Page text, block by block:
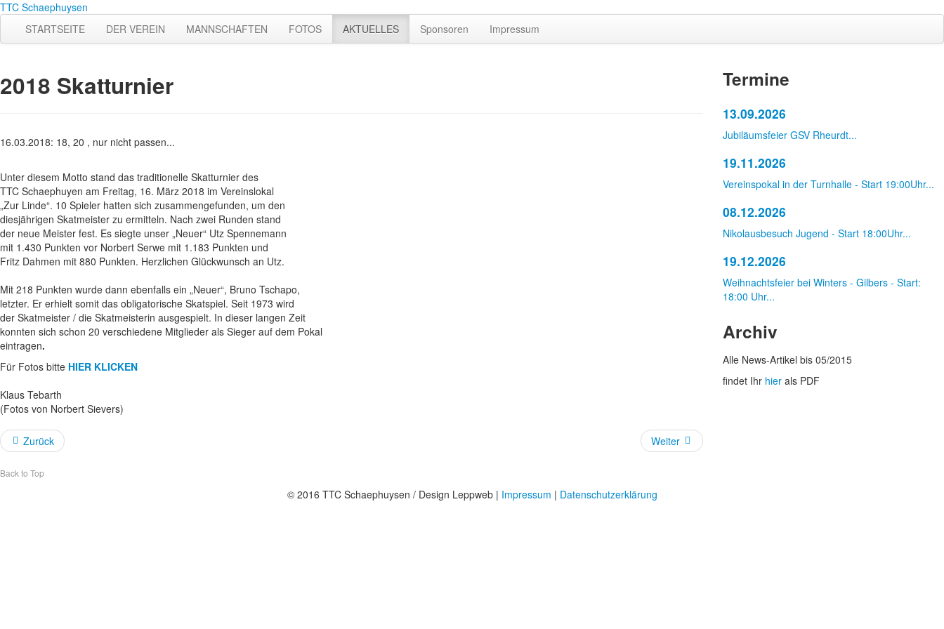
TTC Schaephuysen
STARTSEITE
DER VEREIN MANNSCHAFTEN FOTOS AKTUELLES Sponsoren Impressum
2018 Skatturnier
16.03.2018: 18, 20 , nur nicht passen...
Unter diesem Motto stand das traditionelle Skatturnier des
TTC Schaephuyen am Freitag, 16. März 2018 im Vereinslokal
„Zur Linde“. 10 Spieler hatten sich zusammengefunden, um den
diesjährigen Skatmeister zu ermitteln. Nach zwei Runden stand
der neue Meister fest. Es siegte unser „Neuer“ Utz Spennemann
mit 1.430 Punkten vor Norbert Serwe mit 1.183 Punkten und
Fritz Dahmen mit 880 Punkten. Herzlichen Glückwunsch an Utz.
Mit 218 Punkten wurde dann ebenfalls ein „Neuer“, Bruno Tschapo,
letzter. Er erhielt somit das obligatorische Skatspiel. Seit 1973 wird
der Skatmeister / die Skatmeisterin ausgespielt. In dieser langen Zeit
konnten sich schon 20 verschiedene Mitglieder als Sieger auf dem Pokal
eintragen.
Für Fotos bitte HIER KLICKEN
Klaus Tebarth
(Fotos von Norbert Sievers)
Zurück Weiter
Termine
13.09.2026
Jubiläumsfeier GSV Rheurdt...
19.11.2026
Vereinspokal in der Turnhalle - Start 19:00Uhr...
08.12.2026
Nikolausbesuch Jugend - Start 18:00Uhr...
19.12.2026
Weihnachtsfeier bei Winters - Gilbers - Start:
18:00 Uhr...
Archiv
Alle News-Artikel bis 05/2015
findet Ihr hier als PDF
Back to Top
© 2016 TTC Schaephuysen / Design Leppweb | Impressum | Datenschutzerklärung